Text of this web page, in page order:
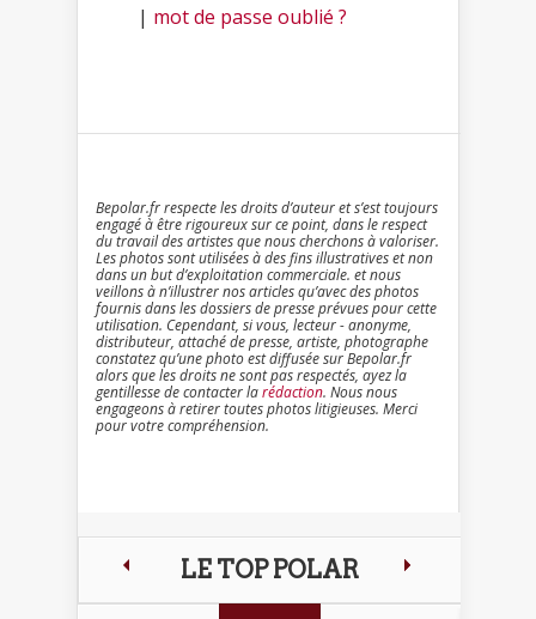
| mot de passe oublié ?
Bepolar.fr respecte les droits d’auteur et s’est toujours
engagé à être rigoureux sur ce point, dans le respect
du travail des artistes que nous cherchons à valoriser.
Les photos sont utilisées à des fins illustratives et non
dans un but d’exploitation commerciale. et nous
veillons à n’illustrer nos articles qu’avec des photos
fournis dans les dossiers de presse prévues pour cette
utilisation. Cependant, si vous, lecteur - anonyme,
distributeur, attaché de presse, artiste, photographe
constatez qu’une photo est diffusée sur Bepolar.fr
alors que les droits ne sont pas respectés, ayez la
gentillesse de contacter larédaction. Nous nous
engageons à retirer toutes photos litigieuses. Merci
pour votre compréhension.
LE TOP POLAR